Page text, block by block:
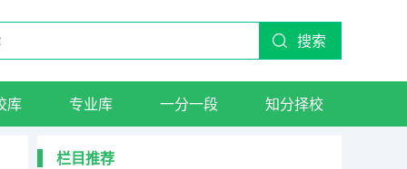
搜索
库 专业库 一分一段 知分择校
栏目推荐